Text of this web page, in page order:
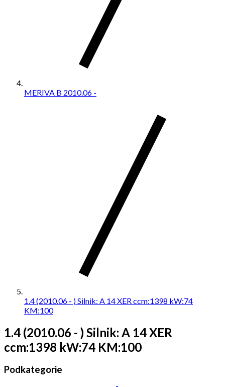
MERIVA B 2010.06 -
1.4 (2010.06 - ) Silnik: A 14 XER ccm:1398 kW:74
KM:100
1.4 (2010.06 - ) Silnik: A 14 XER
ccm:1398 kW:74 KM:100
Podkategorie